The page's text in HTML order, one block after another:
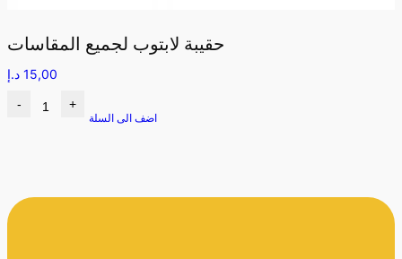
حقيبة لابتوب لجميع المقاسات
15,00 د.إ
- +
اضف الى السلة